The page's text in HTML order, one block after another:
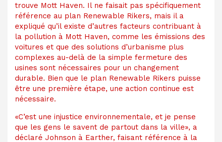
trouve Mott Haven. Il ne faisait pas spécifiquement
référence au plan Renewable Rikers, mais il a
expliqué qu’il existe d’autres facteurs contribuant à
la pollution à Mott Haven, comme les émissions des
voitures et que des solutions d’urbanisme plus
complexes au-delà de la simple fermeture des
usines sont nécessaires pour un changement
durable. Bien que le plan Renewable Rikers puisse
être une première étape, une action continue est
nécessaire.
«C’est une injustice environnementale, et je pense
que les gens le savent de partout dans la ville», a
déclaré Johnson à Earther, faisant référence à la